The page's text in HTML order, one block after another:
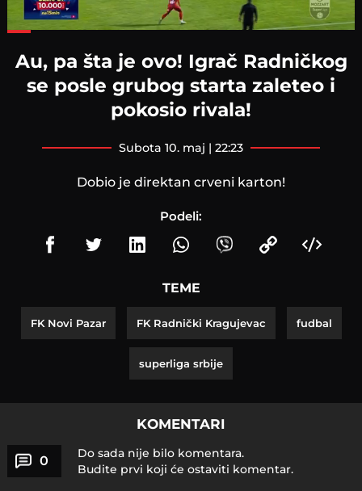
Au, pa šta je ovo! Igrač Radničkog
se posle grubog starta zaleteo i
pokosio rivala!
subota 10. maj | 22:23
Dobio je direktan crveni karton!
Podeli:
TEME
FK Novi Pazar FK Radnički Kragujevac fudbal
superliga srbije
KOMENTARI
0
Do sada nije bilo komentara.
Budite prvi koji će ostaviti komentar.